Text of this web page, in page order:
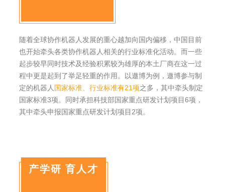
随着全球协作机器人发展的重心越加向国内偏移，中国目前
也开始牵头各类协作机器人相关的行业标准化活动。而一些
起步较早同时技术及经验积累较为雄厚的本土厂商在这一过
程中更是起到了举足轻重的作用。以遨博为例，遨博参与制
定的机器人国家标准、行业标准有21项之多，其中牵头制定
国家标准3项。同时承担科技部国家重点研发计划项目6项，
其中牵头申报国家重点研发计划项目2项。
产学研 育人才